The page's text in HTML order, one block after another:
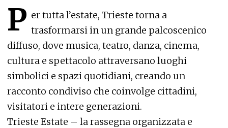
P er tutta l’estate, Trieste torna a
trasformarsi in un grande palcoscenico
diffuso, dove musica, teatro, danza, cinema,
cultura e spettacolo attraversano luoghi
simbolici e spazi quotidiani, creando un
racconto condiviso che coinvolge cittadini,
visitatori e intere generazioni.
Trieste Estate – la rassegna organizzata e